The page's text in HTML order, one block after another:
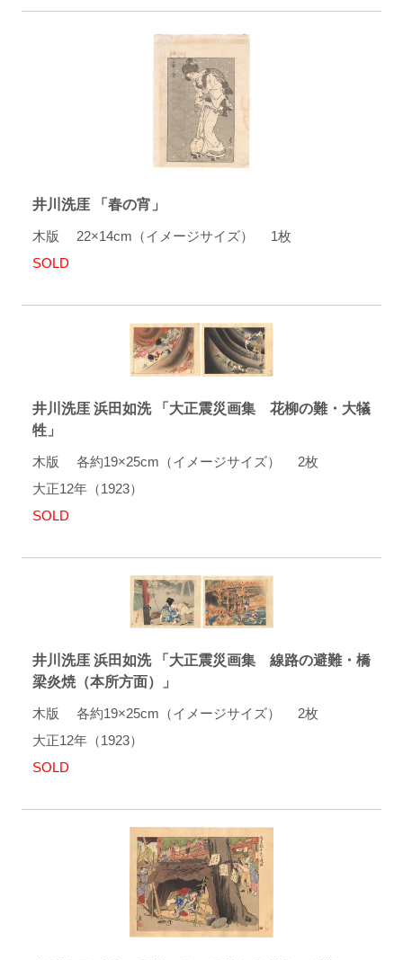
井川洗厓 「春の宵」
木版 22×14cm（イメージサイズ） 1枚
SOLD
井川洗厓 浜田如洗 「大正震災画集 花柳の難・大犠
牲」
木版 各約19×25cm（イメージサイズ） 2枚
大正12年（1923）
SOLD
井川洗厓 浜田如洗 「大正震災画集 線路の避難・橋
梁炎焼（本所方面）」
木版 各約19×25cm（イメージサイズ） 2枚
大正12年（1923）
SOLD